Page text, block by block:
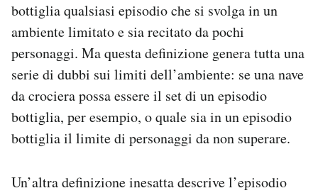
bottiglia qualsiasi episodio che si svolga in un
ambiente limitato e sia recitato da pochi
personaggi. Ma questa definizione genera tutta una
serie di dubbi sui limiti dell’ambiente: se una nave
da crociera possa essere il set di un episodio
bottiglia, per esempio, o quale sia in un episodio
bottiglia il limite di personaggi da non superare.
Un’altra definizione inesatta descrive l’episodio